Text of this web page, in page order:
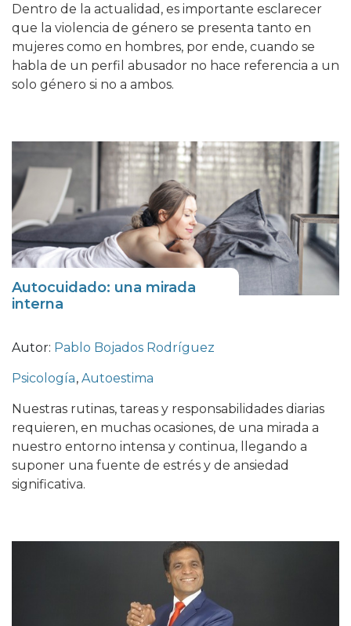
Dentro de la actualidad, es importante esclarecer
que la violencia de género se presenta tanto en
mujeres como en hombres, por ende, cuando se
habla de un perfil abusador no hace referencia a un
solo género si no a ambos.
Autocuidado: una mirada
interna
Autor: Pablo Bojados Rodríguez
Psicología, Autoestima
Nuestras rutinas, tareas y responsabilidades diarias
requieren, en muchas ocasiones, de una mirada a
nuestro entorno intensa y continua, llegando a
suponer una fuente de estrés y de ansiedad
significativa.